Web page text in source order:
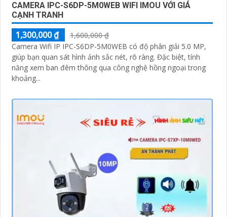
CAMERA IPC-S6DP-5M0WEB WIFI IMOU VỚI GIÁ
CẠNH TRANH
1,300,000 ₫
1,600,000 ₫
Camera Wifi IP IPC-S6DP-5M0WEB có độ phân giải 5.0 MP,
giúp bạn quan sát hình ảnh sắc nét, rõ ràng. Đặc biệt, tính
năng xem ban đêm thông qua công nghệ hồng ngoại trong
khoảng...